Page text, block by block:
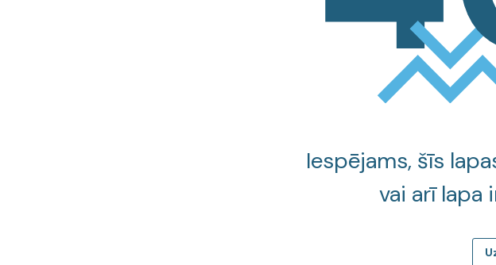
Iespējams, šīs
vai arī lapa